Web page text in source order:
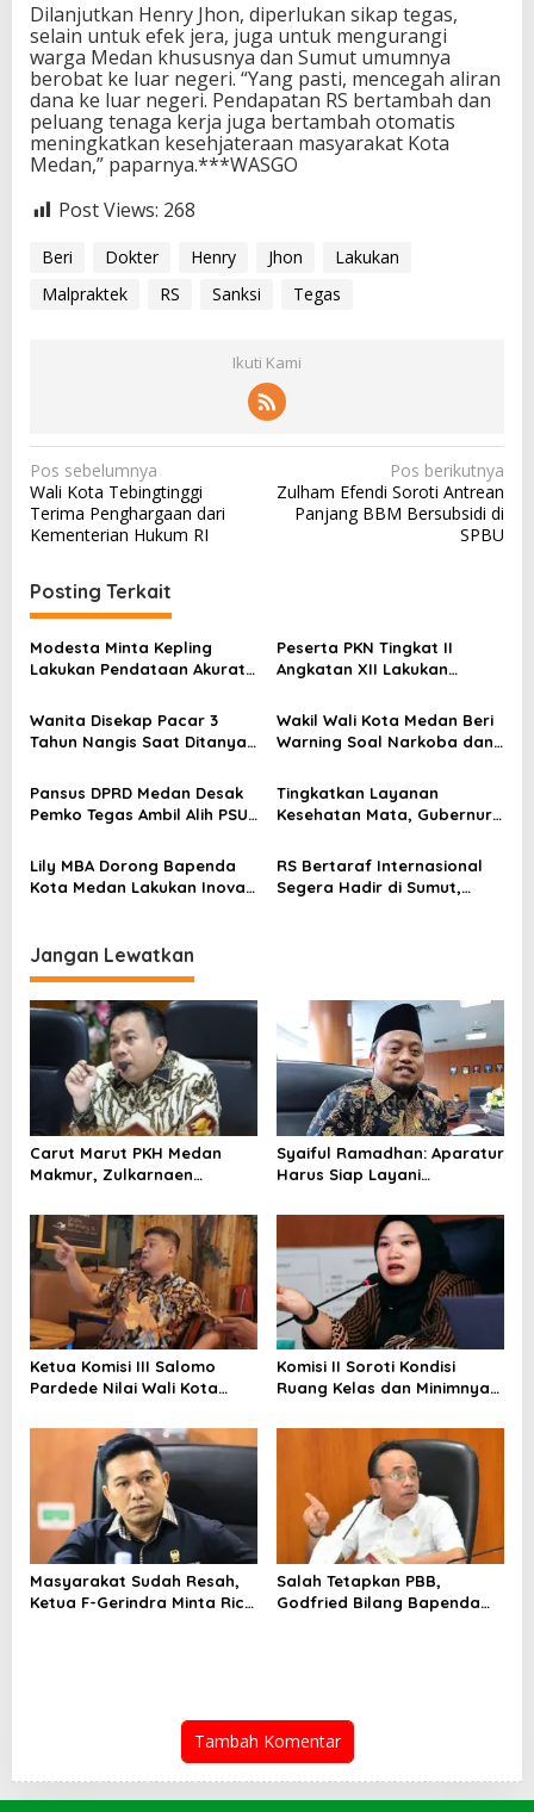
Dilanjutkan Henry Jhon, diperlukan sikap tegas,
selain untuk efek jera, juga untuk mengurangi
warga Medan khususnya dan Sumut umumnya
berobat ke luar negeri. “Yang pasti, mencegah aliran
dana ke luar negeri. Pendapatan RS bertambah dan
peluang tenaga kerja juga bertambah otomatis
meningkatkan kesehjateraan masyarakat Kota
Medan,” paparnya.***WASGO
Post Views: 268
Beri Dokter Henry Jhon
Lakukan
Malpraktek
RS Sanksi Tegas
Ikuti Kami
N
a
v
g
a
s
p
s
Pos sebelumnya
Wali Kota Tebingtinggi
Terima Penghargaan dari
Kementerian Hukum RI
Pos berikutnya
Zulham Efendi Soroti Antrean
Panjang BBM Bersubsidi di
SPBU
Posting Terkait
Modesta Minta Kepling
Lakukan Pendataan Akurat
Peserta PKN Tingkat II
Angkatan XII Lakukan
Nasional di Tapsel
Wanita Disekap Pacar 3
Tahun Nangis Saat Ditanya
Jatuh
Wakil Wali Kota Medan Beri
Warning Soal Narkoba dan
Pansus DPRD Medan Desak
Pemko Tegas Ambil Alih PSU
Tingkatkan Layanan
Kesehatan Mata, Gubernur
RS Mata Cicendo
Lily MBA Dorong Bapenda
Kota Medan Lakukan Inovasi
RS Bertaraf Internasional
Segera Hadir di Sumut,
Jangan Lewatkan
Carut Marut PKH Medan
Makmur, Zulkarnaen
Pemko Salurkan Bansos
Syaiful Ramadhan: Aparatur
Harus Siap Layani
Senang
Ketua Komisi III Salomo
Pardede Nilai Wali Kota
Pembangunan Merugi
Setiap Tahun
Komisi II Soroti Kondisi
Ruang Kelas dan Minimnya
SMPN 39 Medan
Masyarakat Sudah Resah,
Ketua F-Gerindra Minta Rico
Salah Tetapkan PBB,
Godfried Bilang Bapenda
Tambah Komentar